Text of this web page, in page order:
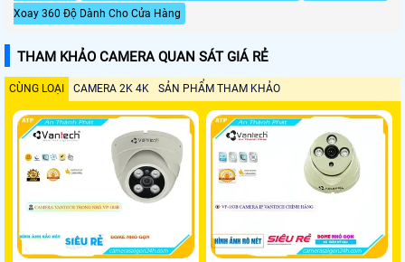
Xoay 360 Độ Dành Cho Cửa Hàng
THAM KHẢO CAMERA QUAN SÁT GIÁ RẺ
CÙNG LOẠI CAMERA 2K 4K SẢN PHẨM THAM KHẢO